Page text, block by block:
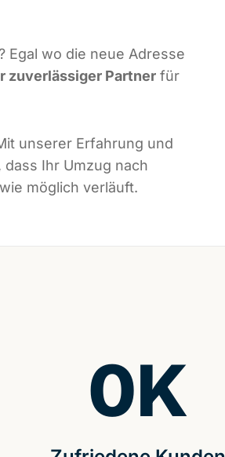
Egal wo die neue Adresse
zuverlässiger Partner für
unserer Erfahrung und
Ihr Umzug nach
möglich verläuft.
0K